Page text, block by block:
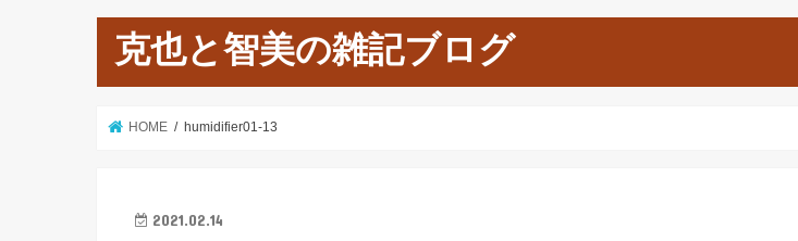
克也と智美の雑記ブログ
HOME humidifier01-13
2021.02.14